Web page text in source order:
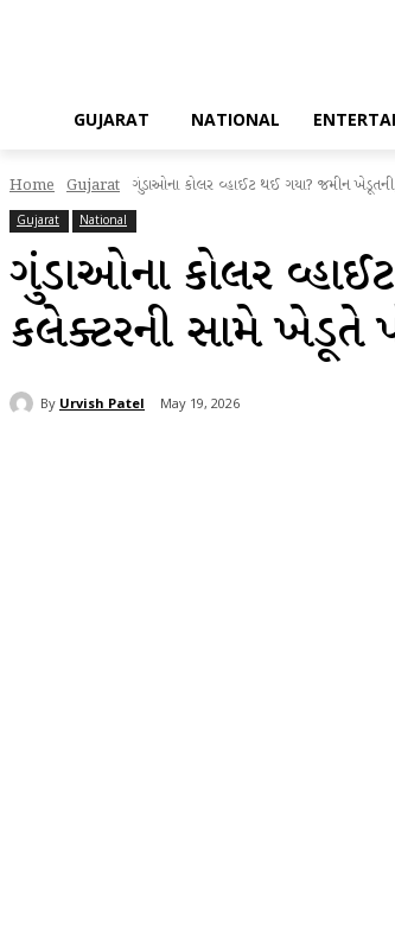
GUJARAT NATIONAL
Home Gujarat ગુંડાઓના કોલર વ્હાઈટ થઈ ગયા? જમીન
Gujarat National
ગુંડાઓના કોલર
કલેક્ટરની સામે ખેડૂતે
By Urvish Patel May 19, 2026